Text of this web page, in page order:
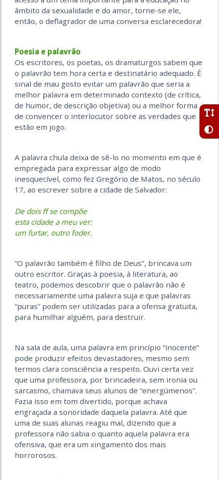
âmbito da sexualidade e do amor, torne-se ele,
então, o deflagrador de uma conversa esclarecedora!
Poesia e palavrão
Os escritores, os poetas, os dramaturgos sabem que
o palavrão tem hora certa e destinatário adequado. É
sinal de mau gosto evitar um palavrão que seria a
melhor palavra em determinado contexto (de crítica,
de humor, de descrição objetiva) ou a melhor forma
de convencer o interlocutor sobre as verdades que
estão em jogo.
A palavra chula deixa de sê-lo no momento em que é
empregada para expressar algo de modo
inesquecível, como fez Gregório de Matos, no século
17, ao escrever sobre a cidade de Salvador:
De dois ff se compõe
esta cidade a meu ver:
um furtar, outro foder.
“O palavrão também é filho de Deus”, brincava um
outro escritor. Graças à poesia, à literatura, ao
teatro, podemos descobrir que o palavrão não é
necessariamente uma palavra suja e que palavras
“puras” podem ser utilizadas para a ofensa gratuita,
para humilhar alguém, para destruir.
Na sala de aula, uma palavra em princípio “inocente”
pode produzir efeitos devastadores, mesmo sem
termos clara consciência a respeito. Ouvi certa vez
que uma professora, por brincadeira, sem ironia ou
sarcasmo, chamava seus alunos de “energúmenos”.
Fazia isso em tom divertido, porque achava
engraçada a sonoridade daquela palavra. Até que
uma de suas alunas reagiu mal, dizendo que a
professora não sabia o quanto aquela palavra era
ofensiva, que era um xingamento dos mais
horrorosos.